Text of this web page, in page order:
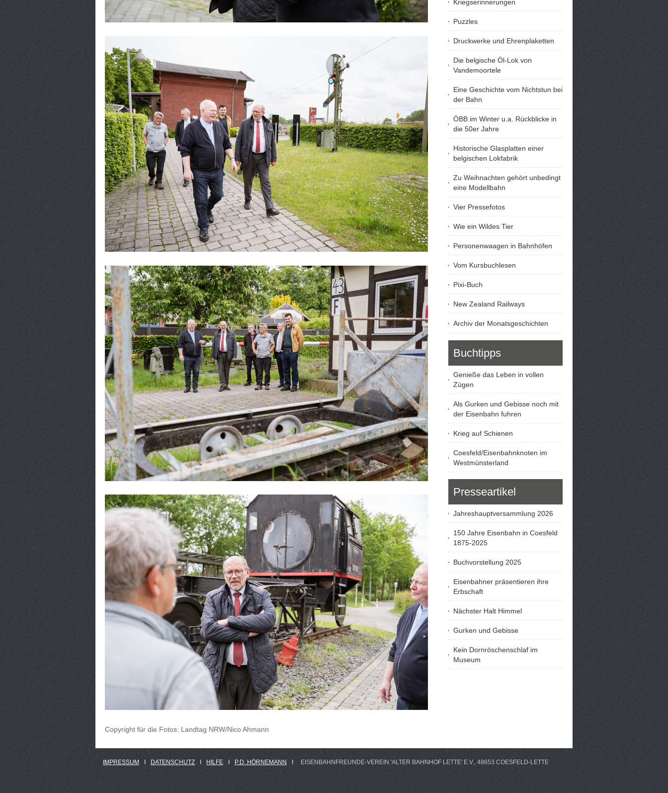
Kriegserinnerungen
Puzzles
Druckwerke und Ehrenplaketten
Die belgische Öl-Lok von
Vandemoortele
Eine Geschichte vom Nichtstun bei
der Bahn
ÖBB im Winter u.a. Rückblicke in
die 50er Jahre
Historische Glasplatten einer
belgischen Lokfabrik
Zu Weihnachten gehört unbedingt
eine Modellbahn
Vier Pressefotos
Wie ein Wildes Tier
Personenwaagen in Bahnhöfen
Vom Kursbuchlesen
Pixi-Buch
New Zealand Railways
Archiv der Monatsgeschichten
Buchtipps
Genieße das Leben in vollen
Zügen
Als Gurken und Gebisse noch mit
der Eisenbahn fuhren
Krieg auf Schienen
Coesfeld/Eisenbahnknoten im
Westmünsterland
Presseartikel
Jahreshauptversammlung 2026
150 Jahre Eisenbahn in Coesfeld
1875-2025
Buchvorstellung 2025
Eisenbahner präsentieren ihre
Erbschaft
Nächster Halt Himmel
Gurken und Gebisse
Kein Dornröschenschlaf im
Museum
Copyright für die Fotos: Landtag NRW/Nico Ahmann
IMPRESSUM DATENSCHUTZ HILFE P.D. HÖRNEMANN EISENBAHNFREUNDE-VEREIN 'ALTER BAHNHOF LETTE' E.V., 48653 COESFELD-LETTE